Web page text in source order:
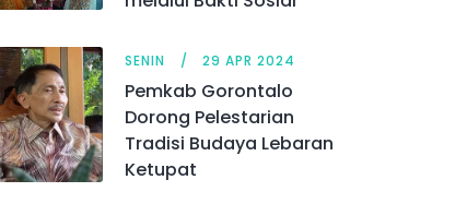
SENIN 29 APR 2024
Pemkab Gorontalo
Dorong Pelestarian
Tradisi Budaya Lebaran
Ketupat